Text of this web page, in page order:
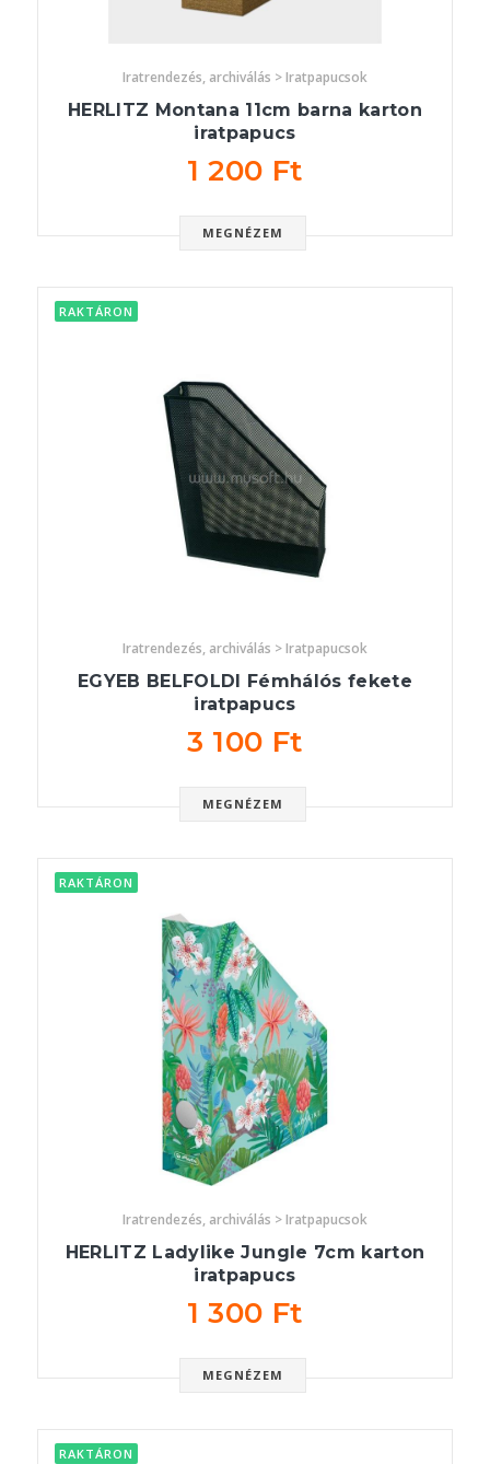
Iratrendezés, archiválás > Iratpapucsok
HERLITZ Montana 11cm barna karton
iratpapucs
1 200 Ft
MEGNÉZEM
RAKTÁRON
Iratrendezés, archiválás > Iratpapucsok
EGYEB BELFOLDI Fémhálós fekete
iratpapucs
3 100 Ft
MEGNÉZEM
RAKTÁRON
Iratrendezés, archiválás > Iratpapucsok
HERLITZ Ladylike Jungle 7cm karton
iratpapucs
1 300 Ft
MEGNÉZEM
RAKTÁRON